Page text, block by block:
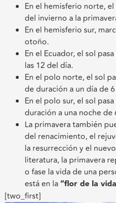
En el hemisferio norte,
del invierno a la
En el hemisferio sur,
otoño.
En el Ecuador, el sol
las 12 del día.
En el polo norte, el sol
de duración a un día de
En el polo sur, el sol
duración a una noche de
La primavera también
del renacimiento, el
la resurrección y el
literatura, la primavera
o fase la vida de una
está en la “flor de la
[two_first]